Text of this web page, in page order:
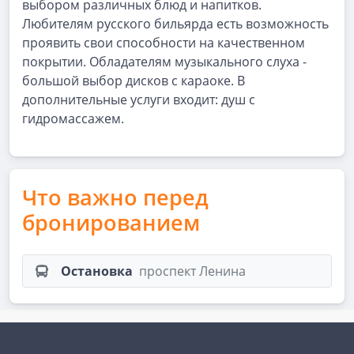
выбором различных блюд и напитков.
Любителям русского бильярда есть возможность
проявить свои способности на качественном
покрытии. Обладателям музыкального слуха -
большой выбор дисков с караоке. В
дополнительные услуги входит: душ с
гидромассажем.
Что важно перед
бронированием
Остановка проспект Ленина